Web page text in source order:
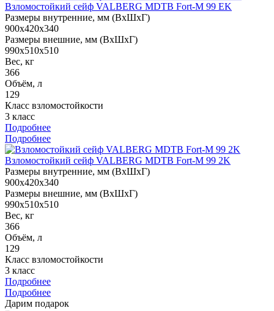
Взломостойкий сейф VALBERG MDTB Fort-M 99 EK
Размеры внутренние, мм (ВхШхГ)
900x420x340
Размеры внешние, мм (ВхШхГ)
990x510x510
Вес, кг
366
Объём, л
129
Класс взломостойкости
3 класс
Подробнее
Подробнее
Взломостойкий сейф VALBERG MDTB Fort-M 99 2K
Размеры внутренние, мм (ВхШхГ)
900x420x340
Размеры внешние, мм (ВхШхГ)
990x510x510
Вес, кг
366
Объём, л
129
Класс взломостойкости
3 класс
Подробнее
Подробнее
Дарим подарок